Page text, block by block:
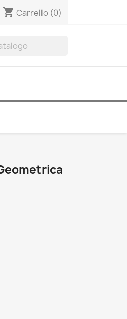
shopping_cart Carrello (0)